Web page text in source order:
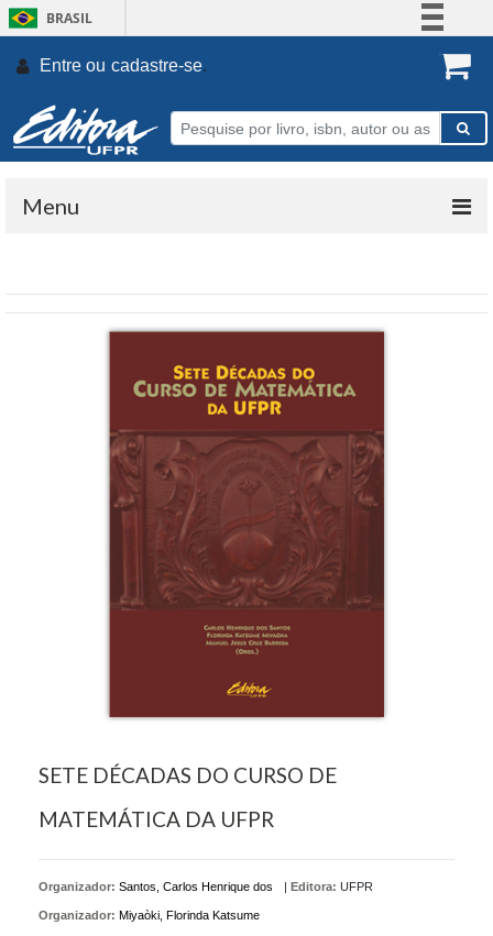
BRASIL
Participe
Entre ou cadastre-se.
Menu
SETE DÉCADAS DO CURSO DE
MATEMÁTICA DA UFPR
Organizador: Santos, Carlos Henrique dos
Organizador: Miyaòki, Florinda Katsume
| Editora: UFPR